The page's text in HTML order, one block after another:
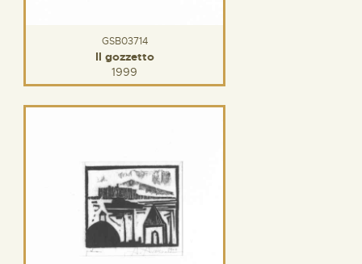
GSB03714
Il gozzetto
1999